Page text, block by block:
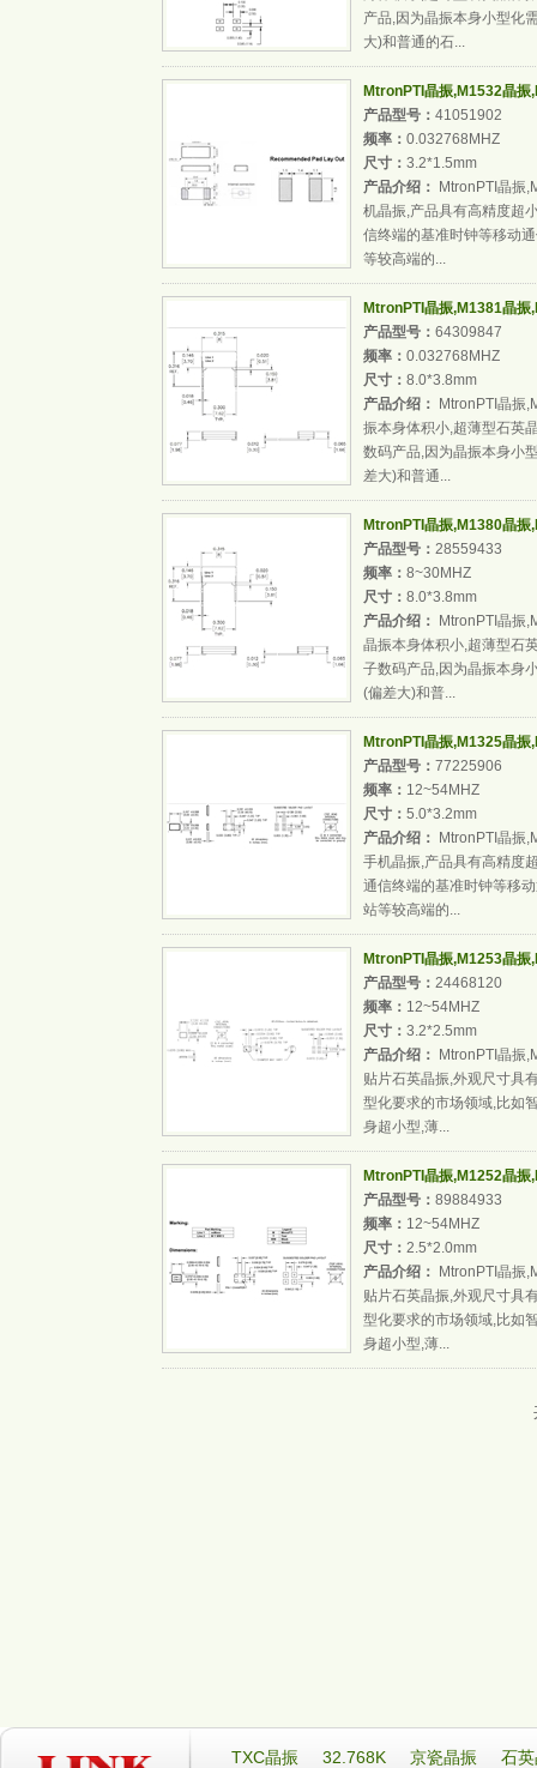
产品,因为晶振本身小型化
大)和普通的石...
MtronPTI晶振,M1532晶
产品型号： 41051902
频率： 0.032768MHZ
尺寸： 3.2*1.5mm
产品介绍：
MtronPTI晶振
机晶振,产品具有高精度超
信终端的基准时钟等移动
等较高端的...
MtronPTI晶振,M1381晶
产品型号： 64309847
频率： 0.032768MHZ
尺寸： 8.0*3.8mm
产品介绍：
MtronPTI晶振
振本身体积小,超薄型石英
数码产品,因为晶振本身小
差大)和普通...
MtronPTI晶振,M1380晶
产品型号： 28559433
频率： 8~30MHZ
尺寸： 8.0*3.8mm
产品介绍：
MtronPTI晶振
晶振本身体积小,超薄型石
子数码产品,因为晶振本身
(偏差大)和普...
MtronPTI晶振,M1325晶
产品型号： 77225906
频率： 12~54MHZ
尺寸： 5.0*3.2mm
产品介绍：
MtronPTI晶振
手机晶振,产品具有高精度
通信终端的基准时钟等移
站等较高端的...
MtronPTI晶振,M1253晶
产品型号： 24468120
频率： 12~54MHZ
尺寸： 3.2*2.5mm
产品介绍：
MtronPTI晶振
贴片石英晶振,外观尺寸具
型化要求的市场领域,比如
身超小型,薄...
MtronPTI晶振,M1252晶
产品型号： 89884933
频率： 12~54MHZ
尺寸： 2.5*2.0mm
产品介绍：
MtronPTI晶振
贴片石英晶振,外观尺寸具
型化要求的市场领域,比如
身超小型,薄...
TXC晶振 32.768K 京瓷晶振 石